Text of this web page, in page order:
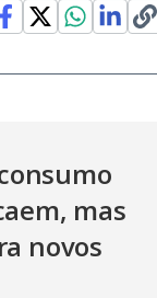
mas
novos